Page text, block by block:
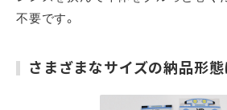
不要です。
さまざまなサイズの納品形